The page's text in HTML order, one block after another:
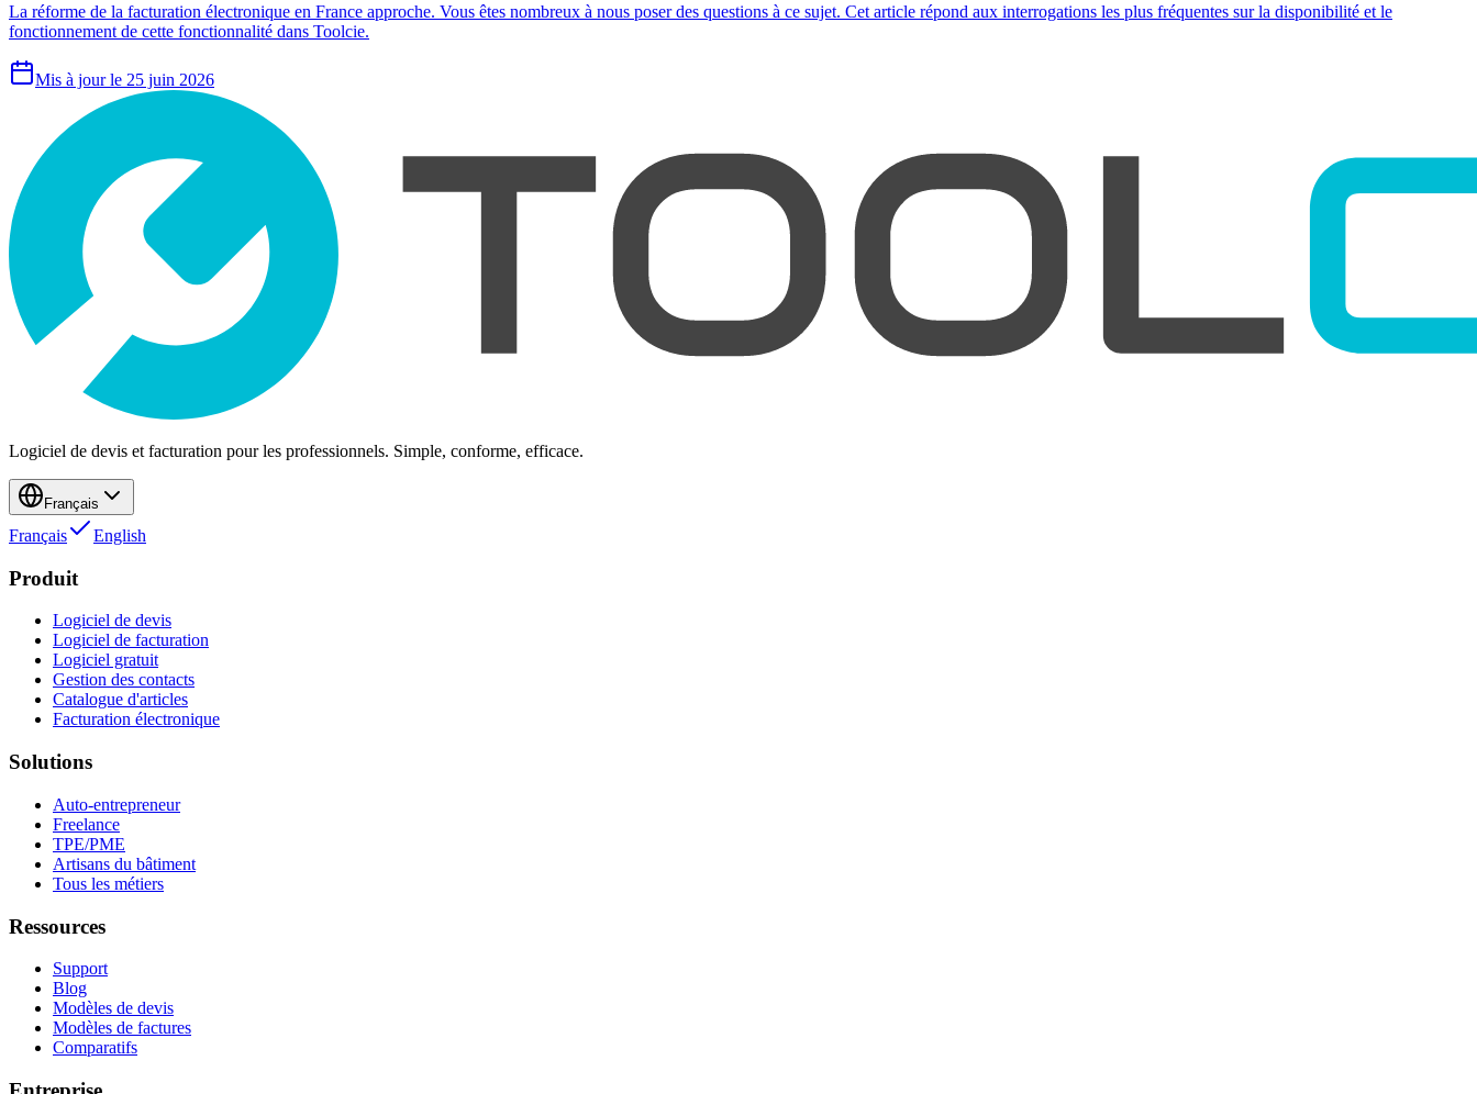
La réforme de la facturation électronique en France approche. Vous êtes nombreux à nous poser des questions à ce sujet. Cet article répond aux interrogations les plus fréquentes sur la disponibilité et le
fonctionnement de cette fonctionnalité dans Toolcie.
Mis à jour le 25 juin 2026
Logiciel de devis et facturation pour les professionnels. Simple, conforme, efficace.
Français
Français English
Produit
Logiciel de devis
Logiciel de facturation
Logiciel gratuit
Gestion des contacts
Catalogue d'articles
Facturation électronique
Solutions
Auto-entrepreneur
Freelance
TPE/PME
Artisans du bâtiment
Tous les métiers
Ressources
Support
Blog
Modèles de devis
Modèles de factures
Comparatifs